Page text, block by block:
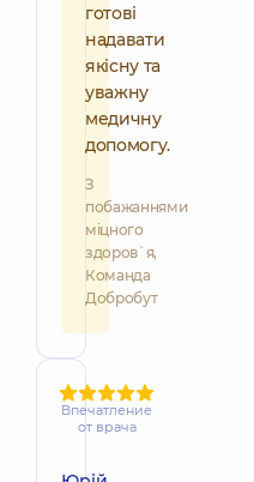
готові
надавати
якісну та
уважну
медичну
допомогу.
З
побажаннями
міцного
здоров`я,
Команда
Добробут
Впечатление
от врача